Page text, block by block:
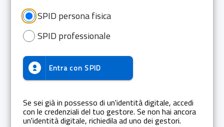
SPID persona fisica
SPID professionale
Entra con SPID
Se sei già in possesso di un'identità digitale, accedi
con le credenziali del tuo gestore. Se non hai ancora
un'identità digitale, richiedila ad uno dei gestori.